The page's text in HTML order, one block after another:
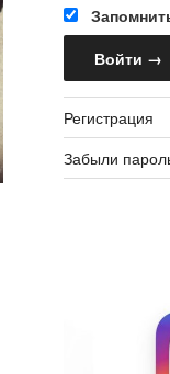
Регистрация
Забыли